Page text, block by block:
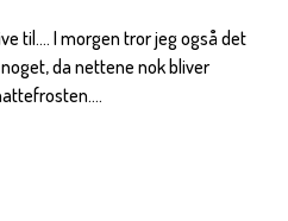
til.... I morgen tror jeg også det
da nettene nok bliver